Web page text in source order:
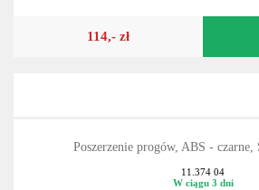
114,- zł
Poszerzenie progów, ABS - czarne,
11.374 04
W ciągu 3 dni